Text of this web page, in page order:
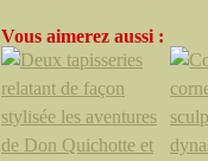
Vous aimerez aussi :